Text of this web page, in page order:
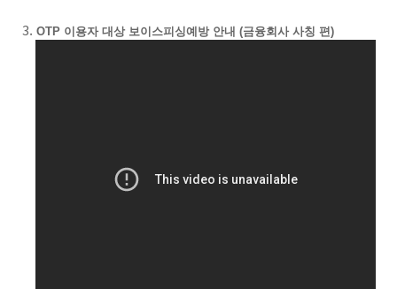
OTP 이용자 대상 보이스피싱예방 안내 (금융회사 사칭 편)